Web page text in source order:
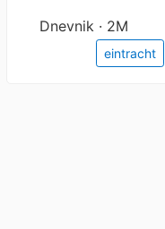
Dnevnik · 2M
eintracht